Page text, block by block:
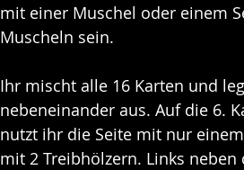
mit einer Muschel oder einem
Muscheln sein.
Ihr mischt alle 16 Karten und
nebeneinander aus. Auf die 6.
nutzt ihr die Seite mit nur
mit 2 Treibhölzern. Links